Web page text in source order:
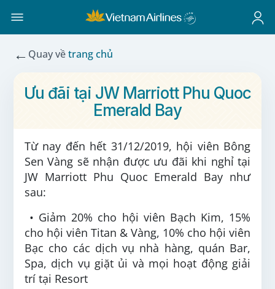
← Quay vềtrang chủ
Ưu đãi tại JW Marriott Phu Quoc
Emerald Bay
Từ nay đến hết 31/12/2019, hội viên Bông
Sen Vàng sẽ nhận được ưu đãi khi nghỉ tại
JW Marriott Phu Quoc Emerald Bay như
sau:
• Giảm 20% cho hội viên Bạch Kim, 15%
cho hội viên Titan & Vàng, 10% cho hội viên
Bạc cho các dịch vụ nhà hàng, quán Bar,
Spa, dịch vụ giặt ủi và mọi hoạt động giải
trí tại Resort